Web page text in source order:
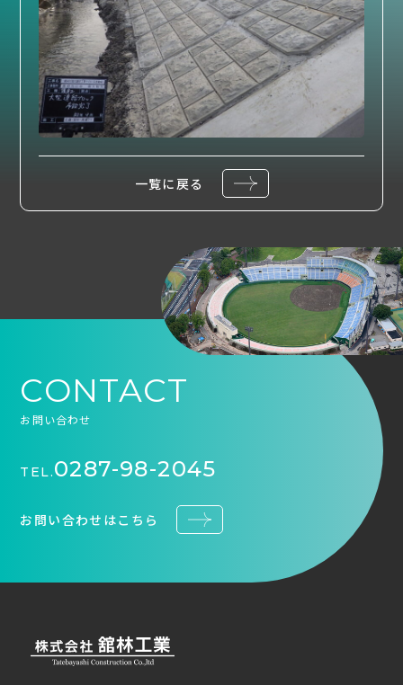
一覧に戻る
CONTACT
お問い合わせ
TEL.0287-98-2045
お問い合わせはこちら